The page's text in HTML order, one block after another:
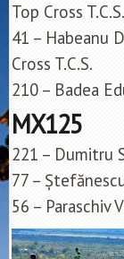
Top Cross T.C.S.
41 – Habeanu
Cross T.C.S.
210 – Badea
MX125
221 – Dumitru
77 –
56 – Paraschiv